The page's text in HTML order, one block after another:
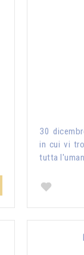
30
in cui vi
tutta